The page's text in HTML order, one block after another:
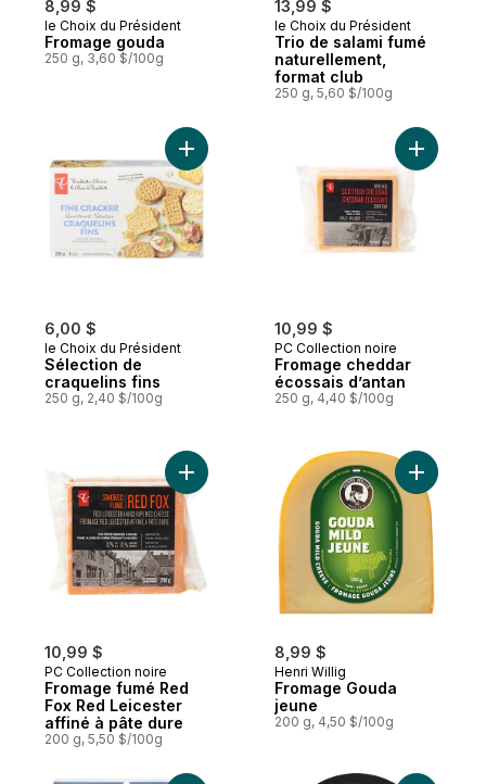
8,99 $
Préparé au Canada
le Choix du Président
Fromage gouda
250 g, 3,60 $/100g
13,99 $
Préparé au Canada
le Choix du Président
Trio de salami fumé
naturellement,
format club
250 g, 5,60 $/100g
6,00 $
le Choix du Président
Sélection de
craquelins fins
250 g, 2,40 $/100g
Ajouter Sélection de craquelins fins au
10,99 $
PC Collection noire
Fromage cheddar
écossais d’antan
250 g, 4,40 $/100g
Ajouter
10,99 $
PC Collection noire
Fromage fumé Red
Fox Red Leicester
affiné à pâte dure
200 g, 5,50 $/100g
Ajouter Fromage fumé Red Fox Red
8,99 $
Henri Willig
Fromage Gouda
jeune
200 g, 4,50 $/100g
Ajouter